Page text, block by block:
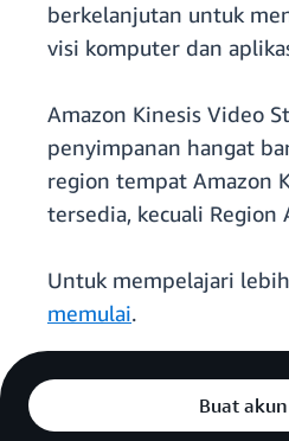
berkelanjutan untuk
visi komputer dan
Amazon Kinesis Video
penyimpanan hangat
region tempat Amazon
tersedia, kecuali Region
Untuk mempelajari
memulai.
Buat akun